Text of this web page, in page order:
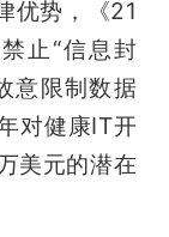
优势，《21
止“信息封
意限制数据
对健康IT开
美元的潜在